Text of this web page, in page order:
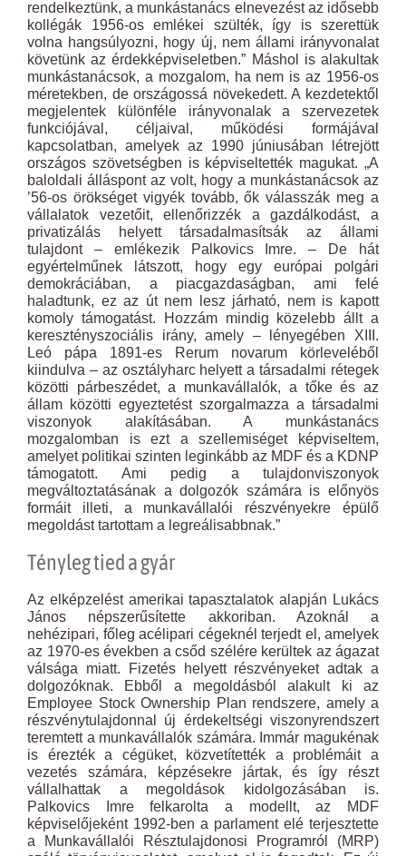
rendelkeztünk, a munkástanács elnevezést az idősebb
kollégák 1956-os emlékei szülték, így is szerettük
volna hangsúlyozni, hogy új, nem állami irányvonalat
követünk az érdekképviseletben.” Máshol is alakultak
munkástanácsok, a mozgalom, ha nem is az 1956-os
méretekben, de országossá növekedett. A kezdetektől
megjelentek különféle irányvonalak a szervezetek
funkciójával, céljaival, működési formájával
kapcsolatban, amelyek az 1990 júniusában létrejött
országos szövetségben is képviseltették magukat. „A
baloldali álláspont az volt, hogy a munkástanácsok az
’56-os örökséget vigyék tovább, ők válasszák meg a
vállalatok vezetőit, ellenőrizzék a gazdálkodást, a
privatizálás helyett társadalmasítsák az állami
tulajdont – emlékezik Palkovics Imre. – De hát
egyértelműnek látszott, hogy egy európai polgári
demokráciában, a piacgazdaságban, ami felé
haladtunk, ez az út nem lesz járható, nem is kapott
komoly támogatást. Hozzám mindig közelebb állt a
keresztényszociális irány, amely – lényegében XIII.
Leó pápa 1891-es Rerum novarum körleveléből
kiindulva – az osztályharc helyett a társadalmi rétegek
közötti párbeszédet, a munkavállalók, a tőke és az
állam közötti egyeztetést szorgalmazza a társadalmi
viszonyok alakításában. A munkástanács
mozgalomban is ezt a szellemiséget képviseltem,
amelyet politikai szinten leginkább az MDF és a KDNP
támogatott. Ami pedig a tulajdonviszonyok
megváltoztatásának a dolgozók számára is előnyös
formáit illeti, a munkavállalói részvényekre épülő
megoldást tartottam a legreálisabbnak.”
Tényleg tied a gyár
Az elképzelést amerikai tapasztalatok alapján Lukács
János népszerűsítette akkoriban. Azoknál a
nehézipari, főleg acélipari cégeknél terjedt el, amelyek
az 1970-es években a csőd szélére kerültek az ágazat
válsága miatt. Fizetés helyett részvényeket adtak a
dolgozóknak. Ebből a megoldásból alakult ki az
Employee Stock Ownership Plan rendszere, amely a
részvénytulajdonnal új érdekeltségi viszonyrendszert
teremtett a munkavállalók számára. Immár magukénak
is érezték a cégüket, közvetítették a problémáit a
vezetés számára, képzésekre jártak, és így részt
vállalhattak a megoldások kidolgozásában is.
Palkovics Imre felkarolta a modellt, az MDF
képviselőjeként 1992-ben a parlament elé terjesztette
a Munkavállalói Résztulajdonosi Programról (MRP)